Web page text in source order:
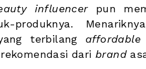
influencer pun
produknya.
terbilang affordable
dari brand